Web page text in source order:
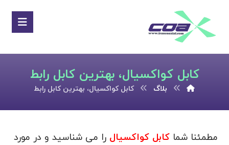
کابل کواکسیال، بهترین کابل رابط
بلاگ کابل کواکسیال، بهترین کابل رابط
مطمئنا شماکابل کواکسیال را می شناسید و در مورد